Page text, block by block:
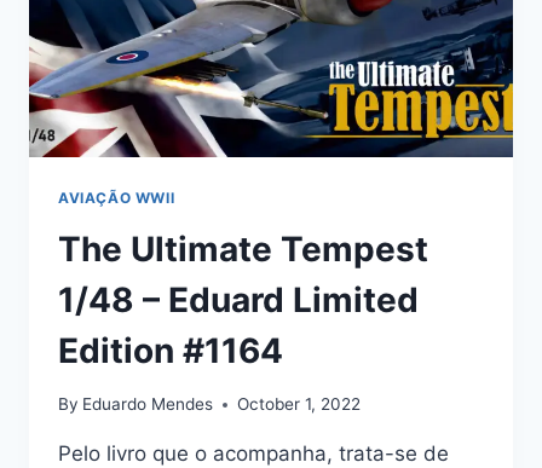
AVIAÇÃO WWII
The Ultimate Tempest
1/48 – Eduard Limited
Edition #1164
By Eduardo Mendes October 1, 2022
Pelo livro que o acompanha, trata-se de